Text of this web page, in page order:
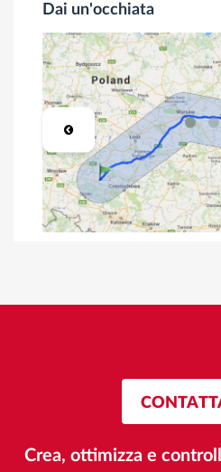
Dai un'occhiata
Crea, ottimizza e